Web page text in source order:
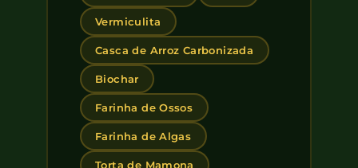
Vermiculita
Casca de Arroz Carbonizada
Biochar
Farinha de Ossos
Farinha de Algas
Torta de Mamona